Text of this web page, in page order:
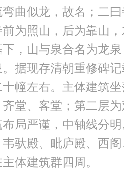
曲似龙，故名；二
前为照山，后为靠山
下，山与泉合名为龙
。据现存清朝重修碑
十幢左右。主体建筑
齐堂、客堂；第二层
布局严谨，中轴线分
韦驮殿、毗庐殿、西
体建筑群四周。